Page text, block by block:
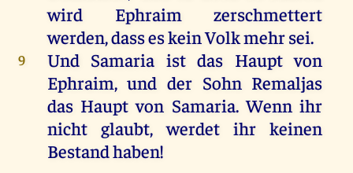
wird
Ephraim
zerschmettert
werden, dasseskeinVolkmehrsei.
9 Und Samaria ist das Haupt von
Ephraim,und der Sohn Remaljas
das Haupt von Samaria.Wenn ihr
nicht glaubt,werdet ihr keinen
Bestandhaben!